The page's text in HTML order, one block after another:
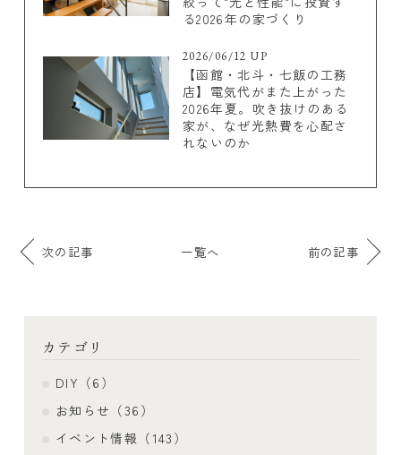
る2026年の家づくり
2026/06/12 UP
【函館・北斗・七飯の工務
店】電気代がまた上がった
2026年夏。吹き抜けのある
家が、なぜ光熱費を心配さ
れないのか
次の記事 一覧へ 前の記事
カテゴリ
DIY（6）
お知らせ（36）
イベント情報（143）